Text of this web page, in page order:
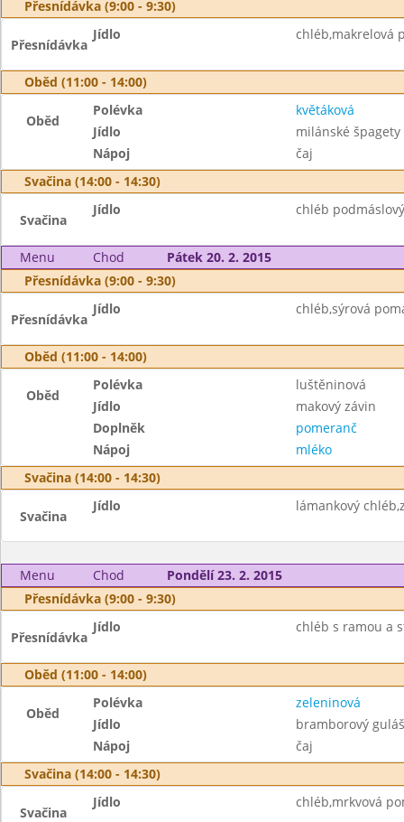
Přesnídávka (9:00 - 9:30)
Přesnídávka
Jídlo chléb,makrelová
Oběd (11:00 - 14:00)
Oběd
Polévka
květáková
Jídlo
milánské špagety
Nápoj
čaj
Svačina (14:00 - 14:30)
Svačina
Jídlo chléb
Menu Chod
Pátek 20. 2. 2015
Přesnídávka (9:00 - 9:30)
Přesnídávka
Jídlo chléb,sýrová
Oběd (11:00 - 14:00)
Oběd
Polévka
luštěninová
Jídlo
makový závin
Doplněk
pomeranč
Nápoj
mléko
Svačina (14:00 - 14:30)
Svačina
Jídlo lámankový
Menu Chod
Pondělí 23. 2. 2015
Přesnídávka (9:00 - 9:30)
Přesnídávka
Jídlo chléb s ramou a
Oběd (11:00 - 14:00)
Oběd
Polévka
zeleninová
Jídlo
bramborový guláš
Nápoj
čaj
Svačina (14:00 - 14:30)
Svačina
Jídlo chléb,mrkvová